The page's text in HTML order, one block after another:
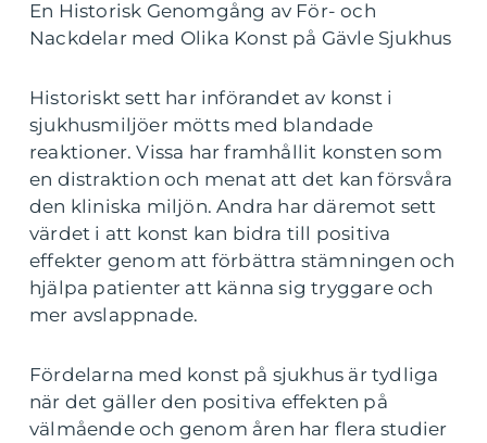
En Historisk Genomgång av För- och
Nackdelar med Olika Konst på Gävle Sjukhus
Historiskt sett har införandet av konst i
sjukhusmiljöer mötts med blandade
reaktioner. Vissa har framhållit konsten som
en distraktion och menat att det kan försvåra
den kliniska miljön. Andra har däremot sett
värdet i att konst kan bidra till positiva
effekter genom att förbättra stämningen och
hjälpa patienter att känna sig tryggare och
mer avslappnade.
Fördelarna med konst på sjukhus är tydliga
när det gäller den positiva effekten på
välmående och genom åren har flera studier